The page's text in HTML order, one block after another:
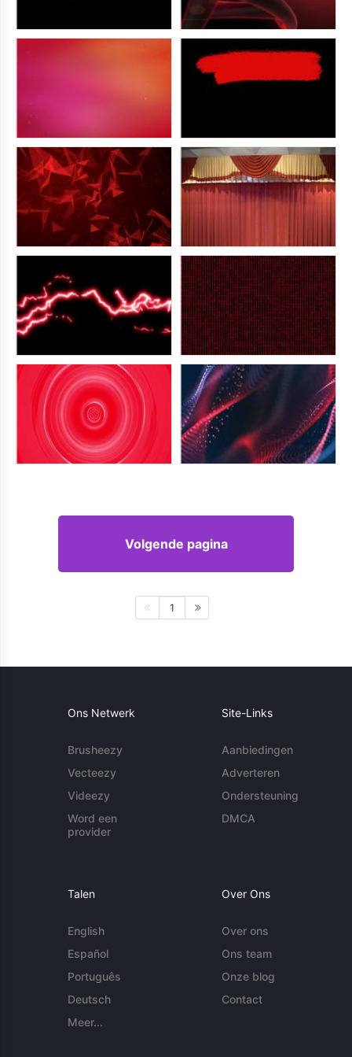
Volgende pagina
1
Ons Netwerk
Brusheezy
Vecteezy
Videezy
Word een
provider
Site-Links
Aanbiedingen
Adverteren
Ondersteuning
DMCA
Talen
English
Español
Português
Deutsch
Meer...
Over Ons
Over ons
Ons team
Onze blog
Contact